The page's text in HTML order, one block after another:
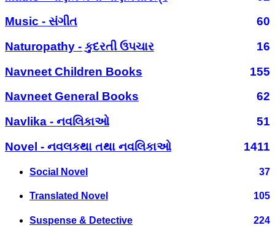
Music - સંગીત
60
Naturopathy - કુદરતી ઉપચાર
16
Navneet Children Books
155
Navneet General Books
62
Navlika - નવલિકાઓ
51
Novel - નવલકથા તથા નવલિકાઓ
1411
Social Novel 37
Translated Novel 105
Suspense & Detective 224